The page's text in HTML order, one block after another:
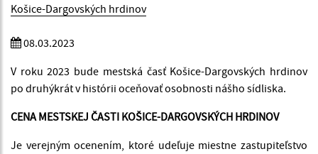
Košice-Dargovských hrdinov
08.03.2023
V roku 2023 bude mestská časť Košice-Dargovských hrdinov
po druhýkrát v histórii oceňovať osobnosti nášho sídliska.
CENA MESTSKEJ ČASTI KOŠICE-DARGOVSKÝCH HRDINOV
Je verejným ocenením, ktoré udeľuje miestne zastupiteľstvo